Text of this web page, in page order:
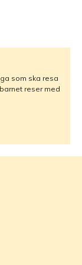
som ska resa
reser med